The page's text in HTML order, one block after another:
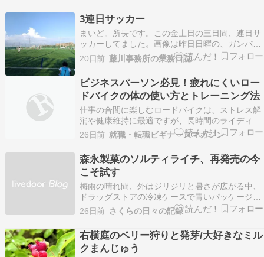
取り入れてるトレーニング方法だそうです 体験は
予約制で無料 時間より少し早めに行き…
3連日サッカー
まいど。所長です。この金土日の三日間、連日サ
ッカーしてました。画像は昨日日曜の、ガンバス
クール曜日対抗戦。私の金曜コースは6戦全勝。
初戦5-0と大差で勝ったものの、そのあとは1点差
の接戦が多く、勝負を楽しめましたね＾＾私は左
SBとキーパーで出場。いずれも大きなミスなくプ
レーできま…
20日前 藤川事務所の業務日誌
ビジネスパーソン必見！疲れにくいロー
ドバイクの体の使い方とトレーニング法
仕事の合間に楽しむロードバイクは、ストレス解
消や健康維持に最適ですが、長時間のライディン
グで疲れを感じることも多いですよね。ビジネス
パーソンとして忙しい日々を送る中で、疲れにく
い体の使い方を学ぶことは、パフォーマンス向上
や趣味を楽しむために欠かせません。この記事で
は、正しい体の使…
26日前 就職・転職ビギナーズマガジン
森永製菓のソルティライチ、再発売の今
こそ試す
梅雨の晴れ間、外はジリジリと暑さが広がる中、
ドラッグストアの冷凍ケースで青いパッケージを
見つけた瞬間、心が弾みました。それはソルティ
ライチ。2026年6月15日からドラッグストア限定
で再発売されたこの商品、その存在感はまさ
に“宝探し”のよう。定番のグレープフルーツ味と
は一味違う、…
26日前 さくらの日々の記録
右横庭のベリー狩りと発芽/大好きなミル
クまんじゅう